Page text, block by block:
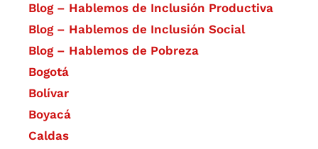
Blog – Hablemos de Inclusión Productiva
Blog – Hablemos de Inclusión Social
Blog – Hablemos de Pobreza
Bogotá
Bolívar
Boyacá
Caldas